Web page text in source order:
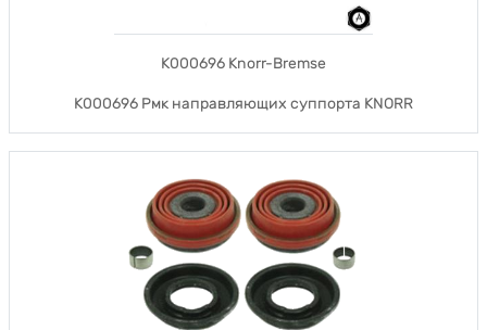
K000696 Knorr-Bremse
K000696 Рмк направляющих суппорта KNORR